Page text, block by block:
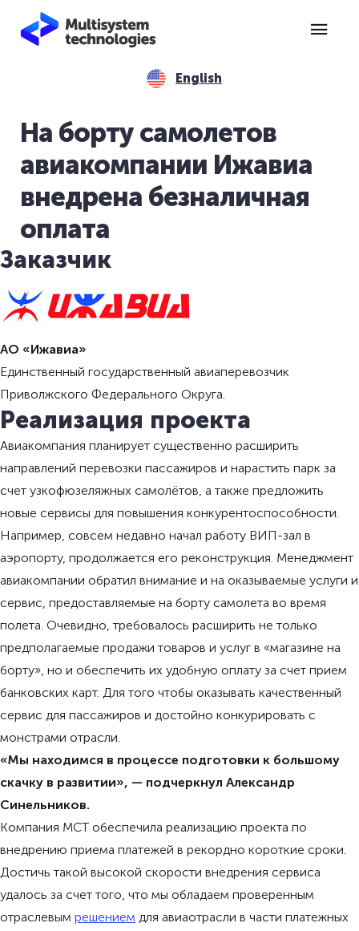
English
На борту самолетов
авиакомпании Ижавиа
внедрена безналичная
оплата
Заказчик
АО «Ижавиа»
Единственный государственный авиаперевозчик
Приволжского Федерального Округа.
Реализация проекта
Авиакомпания планирует существенно расширить
направлений перевозки пассажиров и нарастить парк за
счет узкофюзеляжных самолётов, а также предложить
новые сервисы для повышения конкурентоспособности.
Например, совсем недавно начал работу ВИП-зал в
аэропорту, продолжается его реконструкция. Менеджмент
авиакомпании обратил внимание и на оказываемые услуги и
сервис, предоставляемые на борту самолета во время
полета. Очевидно, требовалось расширить не только
предполагаемые продажи товаров и услуг в «магазине на
борту», но и обеспечить их удобную оплату за счет прием
банковских карт. Для того чтобы оказывать качественный
сервис для пассажиров и достойно конкурировать с
монстрами отрасли.
«Мы находимся в процессе подготовки к большому
скачку в развитии», — подчеркнул Александр
Синельников.
Компания МСТ обеспечила реализацию проекта по
внедрению приема платежей в рекордно короткие сроки.
Достичь такой высокой скорости внедрения сервиса
удалось за счет того, что мы обладаем проверенным
отраслевым решением для авиаотрасли в части платежных